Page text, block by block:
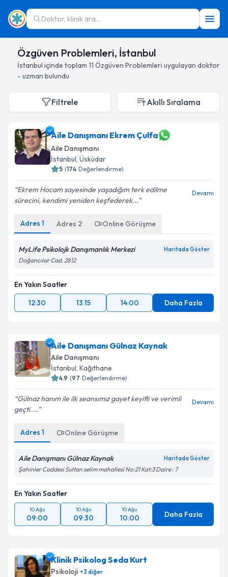
Doktor, klinik ara...
Özgüven Problemleri, İstanbul
İstanbul içinde toplam 11 Özgüven Problemleri uygulayan doktor
- uzman bulundu
Filtrele Akıllı Sıralama
Aile Danışmanı Ekrem Çulfa
Aile Danışmanı
İstanbul, Üsküdar
5 (174 Değerlendirme)
Ekrem Hocam sayesinde yaşadığım terk edilme
sürecini, kendimi yeniden keşfederek...
Devamı
Adres 1 Adres 2 Online Görüşme
MyLife Psikolojk Danışmanlık Merkezi Haritada Göster
Doğancılar Cad. 2812
En Yakın Saatler
12:30
13:15 14:00 Daha Fazla
Aile Danışmanı Gülnaz Kaynak
Aile Danışmanı
İstanbul, Kağıthane
4.9 (97 Değerlendirme)
Gülnaz hanım ile ilk seansımız gayet keyifli ve verimli
geçti....
Devamı
Adres 1 Online Görüşme
Aile Danışmanı Gülnaz Kaynak Haritada Göster
Şahinler Caddesi Sultan selim mahallesi No:21 Kat:3 Daire : 7
En Yakın Saatler
10 Ağu
09:00
10 Ağu
09:30
10 Ağu
10:00 Daha Fazla
Klinik Psikolog Seda Kurt
Psikoloji +3 diğer